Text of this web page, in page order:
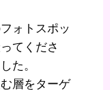
ォトスポッ
てくださ
た。
層をターゲ